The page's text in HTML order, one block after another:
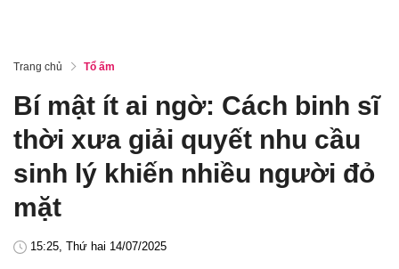
Trang chủ Tổ ấm
Bí mật ít ai ngờ: Cách binh sĩ
thời xưa giải quyết nhu cầu
sinh lý khiến nhiều người đỏ
mặt
15:25, Thứ hai 14/07/2025